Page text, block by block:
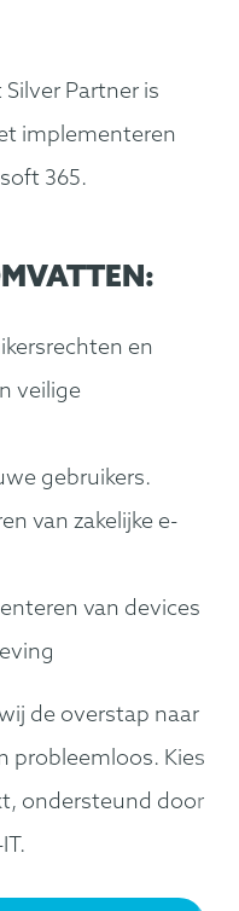
Partner is
implementeren
365.
en
veilige
gebruikers.
van zakelijke e-
van devices
de overstap naar
probleemloos. Kies
ondersteund door